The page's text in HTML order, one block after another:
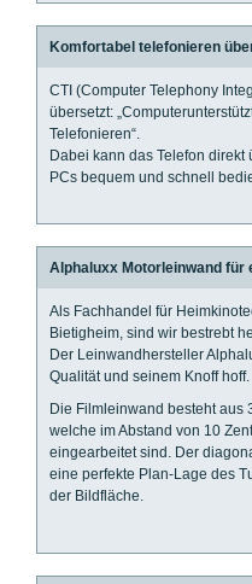
Komfortabel telefonieren
CTI (Computer Telephony
übersetzt:
Telefonieren“.
Dabei kann das Telefon
PCs bequem und schnell
Alphaluxx Motorleinwand für
Als Fachhandel für
Bietigheim, sind wir bestrebt
Der Leinwandhersteller
Qualität und seinem Knoff hoff.
Die Filmleinwand besteht aus
welche im Abstand von 10
eingearbeitet sind. Der
eine perfekte Plan-Lage des
der Bildfläche.